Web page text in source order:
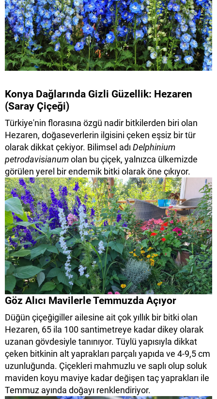
Konya Dağlarında Gizli Güzellik: Hezaren
(Saray Çiçeği)
Türkiye'nin florasına özgü nadir bitkilerden biri olan
Hezaren, doğaseverlerin ilgisini çeken eşsiz bir tür
olarak dikkat çekiyor. Bilimsel adı Delphinium
petrodavisianumolan bu çiçek, yalnızca ülkemizde
görülen yerel bir endemik bitki olarak öne çıkıyor.
Göz Alıcı Mavilerle Temmuzda Açıyor
Düğün çiçeğigiller ailesine ait çok yıllık bir bitki olan
Hezaren, 65 ila 100 santimetreye kadar dikey olarak
uzanan gövdesiyle tanınıyor. Tüylü yapısıyla dikkat
çeken bitkinin alt yaprakları parçalı yapıda ve 4-9,5 cm
uzunluğunda. Çiçekleri mahmuzlu ve saplı olup soluk
maviden koyu maviye kadar değişen taç yaprakları ile
Temmuz ayında doğayı renklendiriyor.